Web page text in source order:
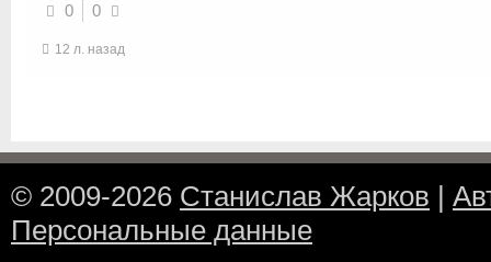
0 0
12 л. назад
© 2009-2026 Станислав Жарков |
Персональные данные